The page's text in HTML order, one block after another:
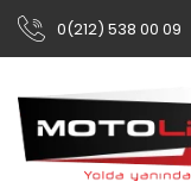
0(212) 538 00 09